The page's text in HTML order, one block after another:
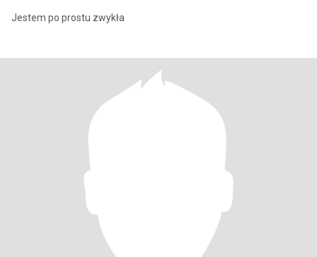
Jestem po prostu zwykła